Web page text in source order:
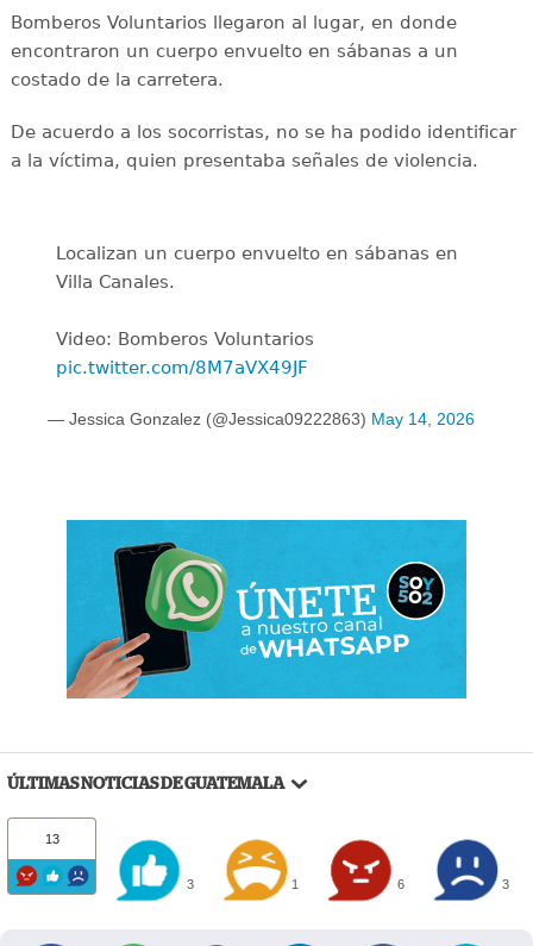
Bomberos Voluntarios llegaron al lugar, en donde
encontraron un cuerpo envuelto en sábanas a un
costado de la carretera.
De acuerdo a los socorristas, no se ha podido identificar
a la víctima, quien presentaba señales de violencia.
Localizan un cuerpo envuelto en sábanas en
Villa Canales.
Video: Bomberos Voluntarios
pic.twitter.com/8M7aVX49JF
— Jessica Gonzalez (@Jessica09222863) May 14, 2026
ÚLTIMAS NOTICIAS DE GUATEMALA
13
3 1 6 3